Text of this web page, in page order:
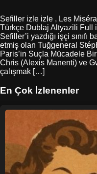
Sefiller izle izle , Les
Türkçe Dublaj Altyazili Full
Sefiller’i yazdığı işçi
etmiş olan Tuğgeneral
Paris’in Suçla Mücadele
Chris (Alexis Manenti) ve
çalışmak […]
En Çok İzlenenler